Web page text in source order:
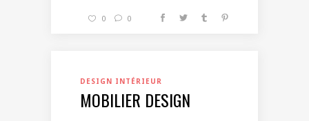
0 0
DESIGN INTÉRIEUR
MOBILIER DESIGN